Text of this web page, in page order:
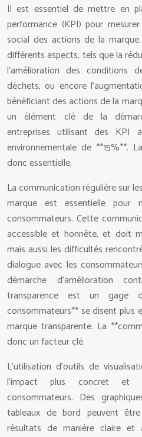
Il est essentiel de mettre en
performance (KPI) pour
social des actions de la
différents aspects, tels que la
l’amélioration des conditions
déchets, ou encore
bénéficiant des actions de la
un élément clé de la
entreprises utilisant des KPI
environnementale de **15%**.
donc essentielle.
La communication régulière sur
marque est essentielle pour
consommateurs. Cette
accessible et honnête, et doit
mais aussi les difficultés
dialogue avec les
démarche d’amélioration
transparence est un gage
consommateurs** se disent plus
marque transparente. La
donc un facteur clé.
L’utilisation d’outils de
l’impact plus concret et
consommateurs. Des
tableaux de bord peuvent
résultats de manière claire et